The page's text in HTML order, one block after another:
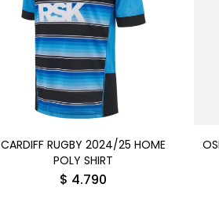
CARDIFF RUGBY 2024/25 HOME
POLY SHIRT
$ 4.790